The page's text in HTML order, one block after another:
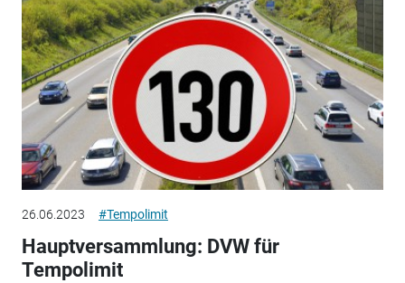
26.06.2023 #Tempolimit
Hauptversammlung: DVW für
Tempolimit